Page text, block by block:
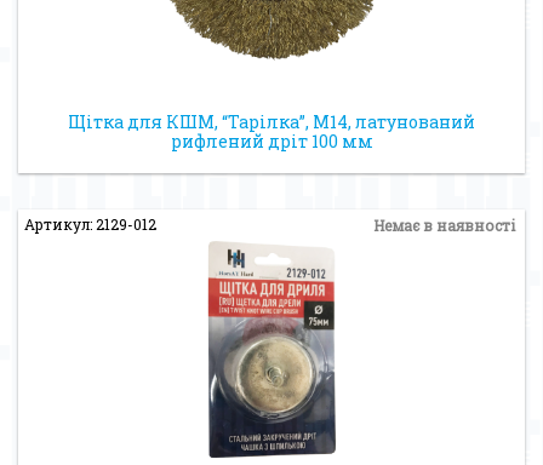
Щітка для КШМ, “Тарілка”, М14, латунований
рифлений дріт 100 мм
Артикул: 2129-012 Немає в наявності